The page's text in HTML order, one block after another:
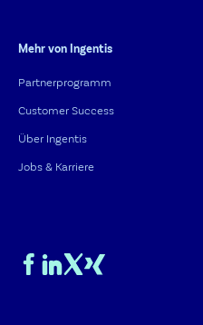
Mehr von Ingentis
Partnerprogramm
Customer Success
Über Ingentis
Jobs & Karriere